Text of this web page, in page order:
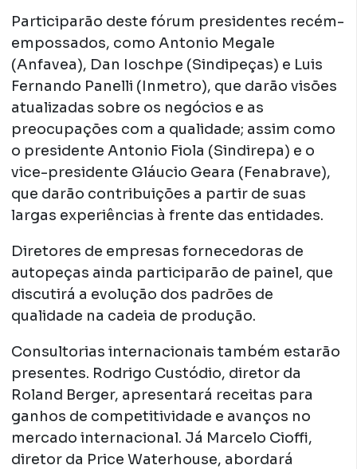
Participarão deste fórum presidentes recém-
empossados, como Antonio Megale
(Anfavea), Dan Ioschpe (Sindipeças) e Luis
Fernando Panelli (Inmetro), que darão visões
atualizadas sobre os negócios e as
preocupações com a qualidade; assim como
o presidente Antonio Fiola (Sindirepa) e o
vice-presidente Gláucio Geara (Fenabrave),
que darão contribuições a partir de suas
largas experiências à frente das entidades.
Diretores de empresas fornecedoras de
autopeças ainda participarão de painel, que
discutirá a evolução dos padrões de
qualidade na cadeia de produção.
Consultorias internacionais também estarão
presentes. Rodrigo Custódio, diretor da
Roland Berger, apresentará receitas para
ganhos de competitividade e avanços no
mercado internacional. Já Marcelo Cioffi,
diretor da Price Waterhouse, abordará